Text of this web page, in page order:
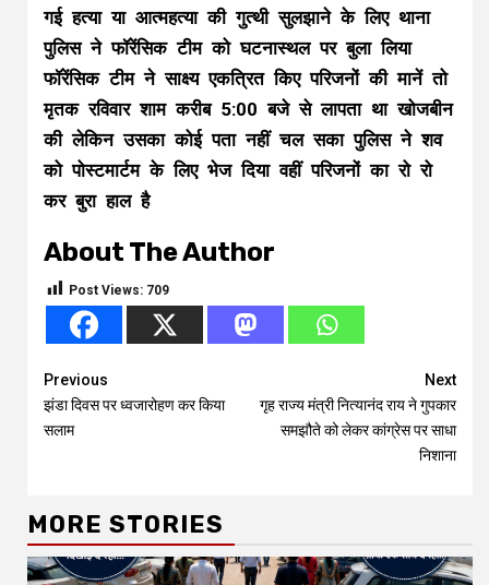
गई हत्या या आत्महत्या की गुत्थी सुलझाने के लिए थाना
पुलिस ने फॉरेंसिक टीम को घटनास्थल पर बुला लिया
फॉरेंसिक टीम ने साक्ष्य एकत्रित किए परिजनों की मानें तो
मृतक रविवार शाम करीब 5:00 बजे से लापता था खोजबीन
की लेकिन उसका कोई पता नहीं चल सका पुलिस ने शव
को पोस्टमार्टम के लिए भेज दिया वहीं परिजनों का रो रो
कर बुरा हाल है
About The Author
Post Views: 709
Continue
Reading
Previous
झंडा दिवस पर ध्वजारोहण कर किया
सलाम
Next
गृह राज्य मंत्री नित्यानंद राय ने गुपकार
समझौते को लेकर कांग्रेस पर साधा
निशाना
MORE STORIES